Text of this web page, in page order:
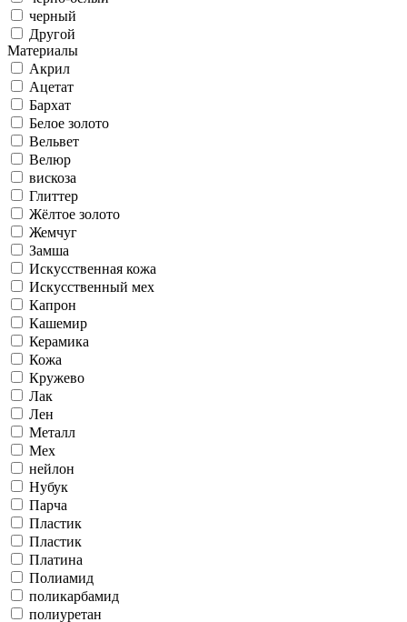
черный
Другой
Материалы
Акрил
Ацетат
Бархат
Белое золото
Вельвет
Велюр
вискоза
Глиттер
Жёлтое золото
Жемчуг
Замша
Искусственная кожа
Искусственный мех
Капрон
Кашемир
Керамика
Кожа
Кружево
Лак
Лен
Металл
Мех
нейлон
Нубук
Парча
Пластик
Пластик
Платина
Полиамид
поликарбамид
полиуретан